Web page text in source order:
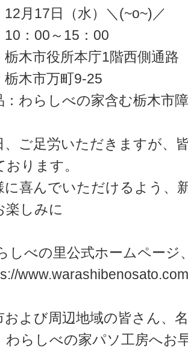
12月17日（水）＼(~o~)／
10：00～15：00
栃木市役所本庁1階西側通路
栃木市万町9-25
：わらしべの家含む栃木市
ご足労いただきますが、
おります。
喜んでいただけるよう、
楽しみに
しべの里公式ホームページ
および周辺地域の皆さん、
わらしべの家パソ工房へお